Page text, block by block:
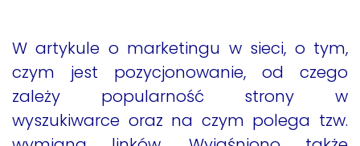
W artykule o marketingu w sieci, o tym,
czym jest pozycjonowanie, od czego
zależy popularność strony w
wyszukiwarce oraz na czym polega tzw.